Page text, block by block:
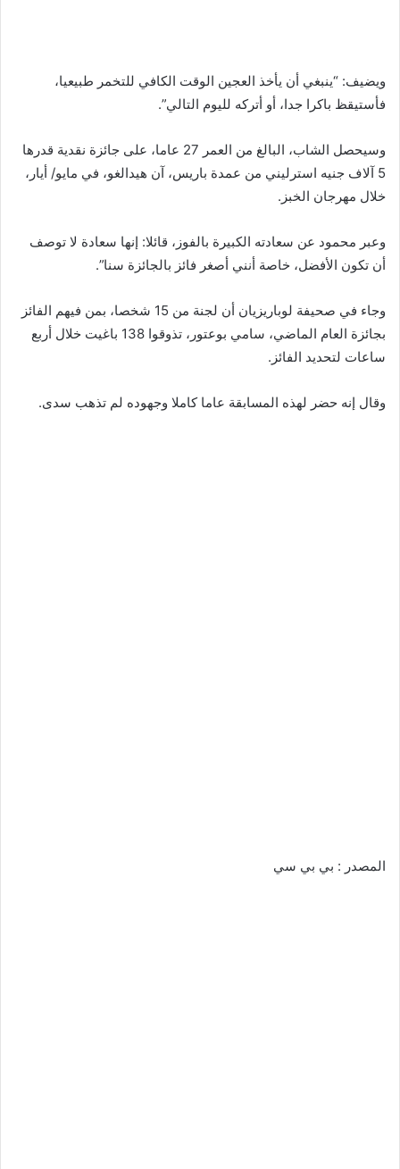
ويضيف: “ينبغي أن يأخذ العجين الوقت الكافي للتخمر طبيعيا،
فأستيقظ باكرا جدا، أو أتركه لليوم التالي”.
وسيحصل الشاب، البالغ من العمر 27 عاما، على جائزة نقدية قدرها
5 آلاف جنيه استرليني من عمدة باريس، آن هيدالغو، في مايو/ أيار،
خلال مهرجان الخبز.
وعبر محمود عن سعادته الكبيرة بالفوز، قائلا: إنها سعادة لا توصف
أن تكون الأفضل، خاصة أنني أصغر فائز بالجائزة سنا”.
وجاء في صحيفة لوباريزيان أن لجنة من 15 شخصا، بمن فيهم الفائز
بجائزة العام الماضي، سامي بوعتور، تذوقوا 138 باغيت خلال أربع
ساعات لتحديد الفائز.
وقال إنه حضر لهذه المسابقة عاما كاملا وجهوده لم تذهب سدى.
المصدر : بي بي سي